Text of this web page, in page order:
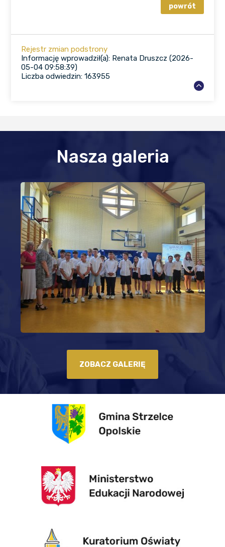
Rejestr zmian podstrony
Informację wprowadził(a): Renata Druszcz (2026-
05-04 09:58:39)
Liczba odwiedzin: 163955
Nasza galeria
ZOBACZ GALERIĘ